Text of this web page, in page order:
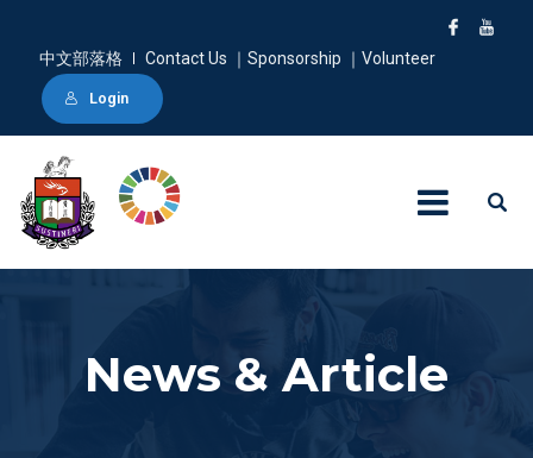
中文部落格 Contact Us ｜Sponsorship ｜Volunteer
Login
News & Article